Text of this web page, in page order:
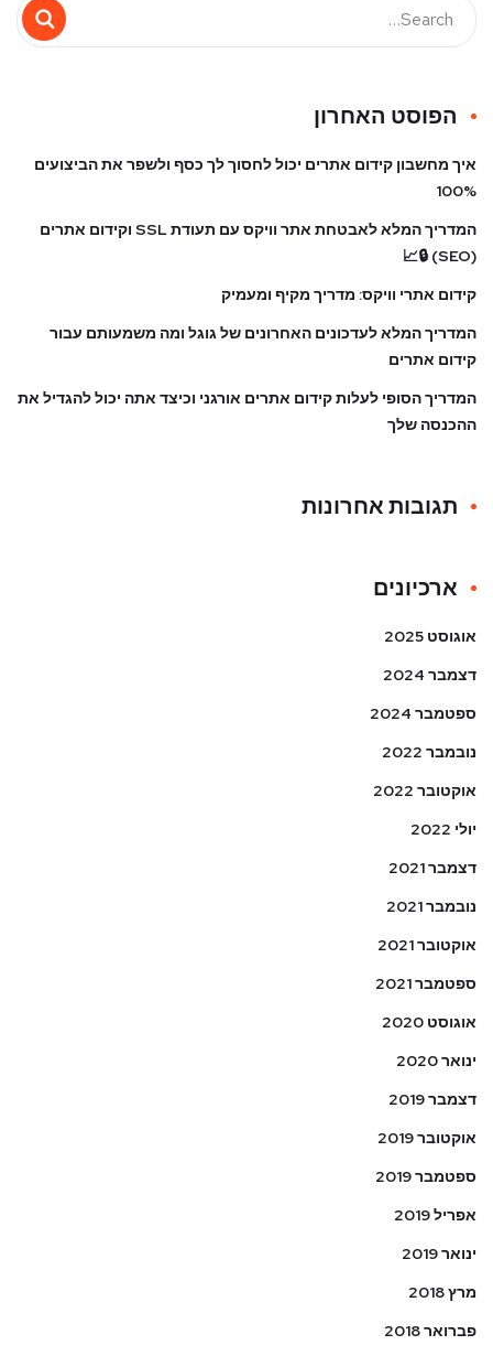
הפוסט האחרון
איך מחשבון קידום אתרים יכול לחסוך לך כסף ולשפר את הביצועים
100%
המדריך המלא לאבטחת אתר וויקס עם תעודת SSL וקידום אתרים
(SEO) 🔒📈
קידום אתרי וויקס: מדריך מקיף ומעמיק
המדריך המלא לעדכונים האחרונים של גוגל ומה משמעותם עבור
קידום אתרים
המדריך הסופי לעלות קידום אתרים אורגני וכיצד אתה יכול להגדיל את
ההכנסה שלך
תגובות אחרונות
ארכיונים
אוגוסט 2025
דצמבר 2024
ספטמבר 2024
נובמבר 2022
אוקטובר 2022
יולי 2022
דצמבר 2021
נובמבר 2021
אוקטובר 2021
ספטמבר 2021
אוגוסט 2020
ינואר 2020
דצמבר 2019
אוקטובר 2019
ספטמבר 2019
אפריל 2019
ינואר 2019
מרץ 2018
פברואר 2018